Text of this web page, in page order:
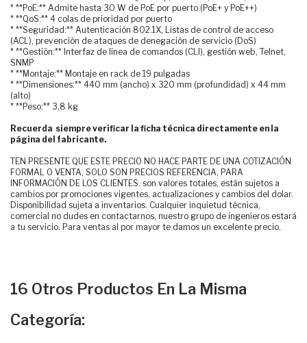
* **PoE:** Admite hasta 30 W de PoE por puerto (PoE+ y PoE++)
* **QoS:** 4 colas de prioridad por puerto
* **Seguridad:** Autenticación 802.1X, Listas de control de acceso
(ACL), prevención de ataques de denegación de servicio (DoS)
* **Gestión:** Interfaz de línea de comandos (CLI), gestión web, Telnet,
SNMP
* **Montaje:** Montaje en rack de 19 pulgadas
* **Dimensiones:** 440 mm (ancho) x 320 mm (profundidad) x 44 mm
(alto)
* **Peso:** 3,8 kg
Recuerda siempre verificar la ficha técnica directamente en la
página del fabricante.
TEN PRESENTE QUE ESTE PRECIO NO HACE PARTE DE UNA COTIZACIÓN
FORMAL O VENTA, SOLO SON PRECIOS REFERENCIA, PARA
INFORMACIÓN DE LOS CLIENTES. son valores totales, están sujetos a
cambios por promociones vigentes, actualizaciones y cambios del dolar.
Disponibilidad sujeta a inventarios. Cualquier inquietud técnica,
comercial no dudes en contactarnos, nuestro grupo de ingenieros estará
a tu servicio. Para ventas al por mayor te damos un excelente precio.
16 Otros Productos En La Misma
Categoría: